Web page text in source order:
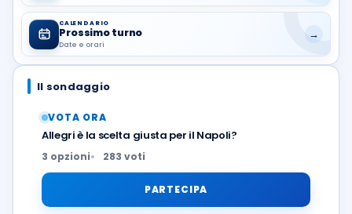
CALENDARIO
Prossimo turno
Date e orari
→
Il sondaggio
VOTA ORA
Allegri è la scelta giusta per il Napoli?
3 opzioni 283 voti
PARTECIPA